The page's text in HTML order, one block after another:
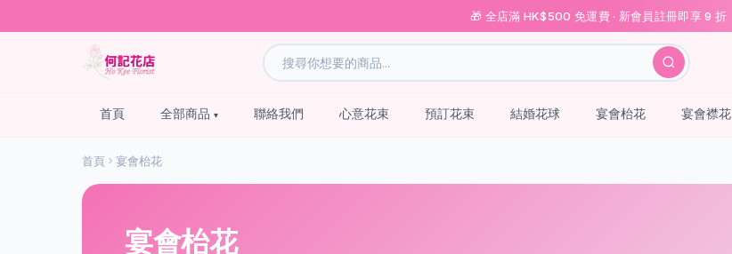
🎁 全店滿 HK$500 免運費 · 新會員註冊即享 9 折
首頁 全部商品 聯絡我們 心意花束 預訂花束 結婚花球 宴會枱花 宴會襟花
首頁 宴會枱花
宴會枱花